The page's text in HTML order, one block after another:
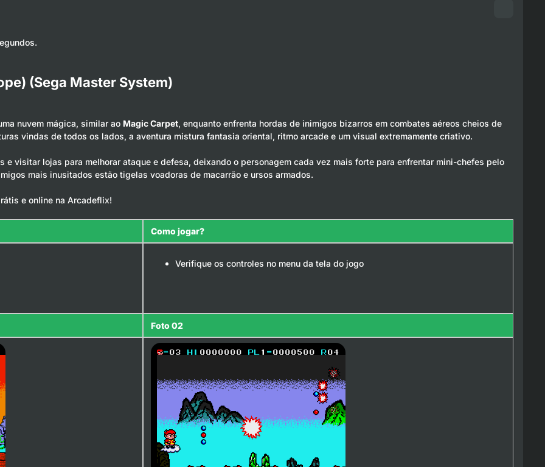
(Sega Master System)
nuvem mágica, similar ao Magic Carpet, enquanto enfrenta hordas de inimigos bizarros em combates aéreos cheios de
vindas de todos os lados, a aventura mistura fantasia oriental, ritmo arcade e um visual extremamente criativo.
visitar lojas para melhorar ataque e defesa, deixando o personagem cada vez mais forte para enfrentar mini-chefes pelo
mais inusitados estão tigelas voadoras de macarrão e ursos armados.
e online na Arcadeflix!
Como jogar?
Verifique os controles no menu da tela do jogo
Foto 02